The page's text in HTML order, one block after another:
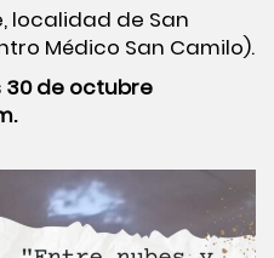
localidad de San
Médico San Camilo).
30 de octubre